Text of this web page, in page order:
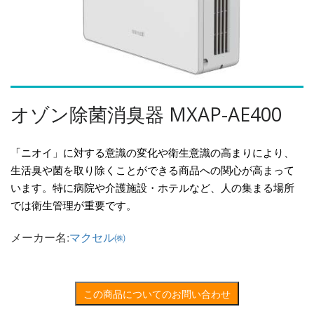
オゾン除菌消臭器 MXAP-AE400
「ニオイ」に対する意識の変化や衛生意識の高まりにより、
生活臭や菌を取り除くことができる商品への関心が高まって
います。特に病院や介護施設・ホテルなど、人の集まる場所
では衛生管理が重要です。
メーカー名:マクセル㈱
この商品についてのお問い合わせ